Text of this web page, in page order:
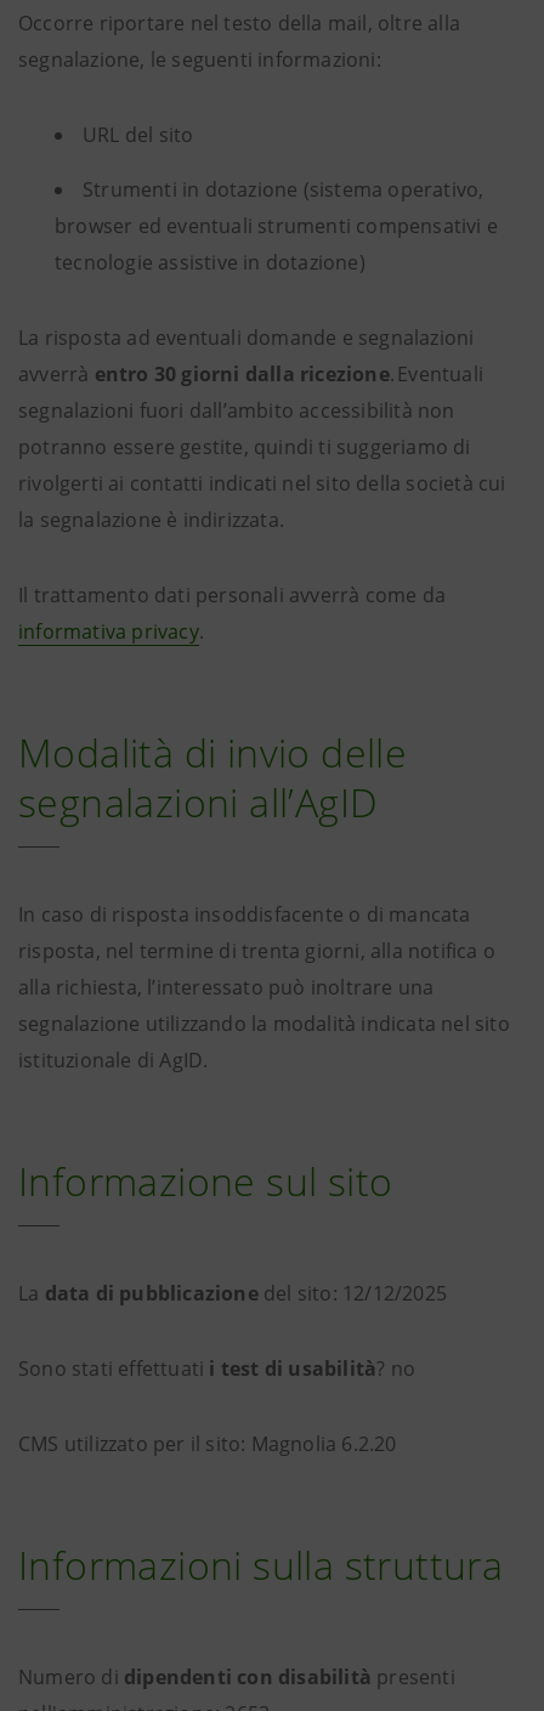
Occorre riportare nel testo della mail, oltre alla
segnalazione, le seguenti informazioni:
URL del sito
Strumenti in dotazione (sistema operativo,
browser ed eventuali strumenti compensativi e
tecnologie assistive in dotazione)
La risposta ad eventuali domande e segnalazioni
avverrà entro 30 giorni dalla ricezione. Eventuali
segnalazioni fuori dall’ambito accessibilità non
potranno essere gestite, quindi ti suggeriamo di
rivolgerti ai contatti indicati nel sito della società cui
la segnalazione è indirizzata.
Il trattamento dati personali avverrà come da
informativa privacy.
Modalità di invio delle
segnalazioni all’AgID
In caso di risposta insoddisfacente o di mancata
risposta, nel termine di trenta giorni, alla notifica o
alla richiesta, l’interessato può inoltrare una
segnalazione utilizzando la modalità indicata nel sito
istituzionale di AgID.
Informazione sul sito
La data di pubblicazione del sito: 12/12/2025
Sono stati effettuati i test di usabilità? no
CMS utilizzato per il sito: Magnolia 6.2.20
Informazioni sulla struttura
Numero di dipendenti con disabilità presenti